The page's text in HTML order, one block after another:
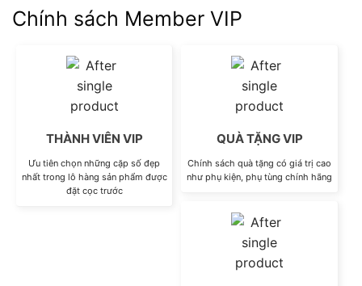
Chính sách Member VIP
THÀNH VIÊN VIP
Ưu tiên chọn những cặp số đẹp
nhất trong lô hàng sản phẩm được
đặt cọc trước
QUÀ TẶNG VIP
Chính sách quà tặng có giá trị cao
như phụ kiện, phụ tùng chính hãng